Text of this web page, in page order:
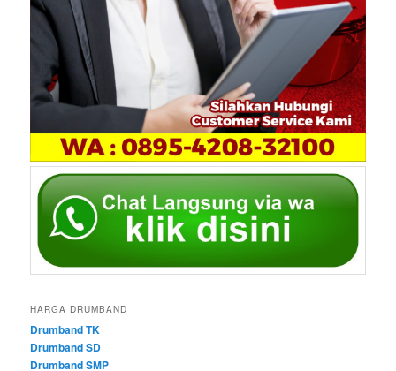
HARGA DRUMBAND
Drumband TK
Drumband SD
Drumband SMP